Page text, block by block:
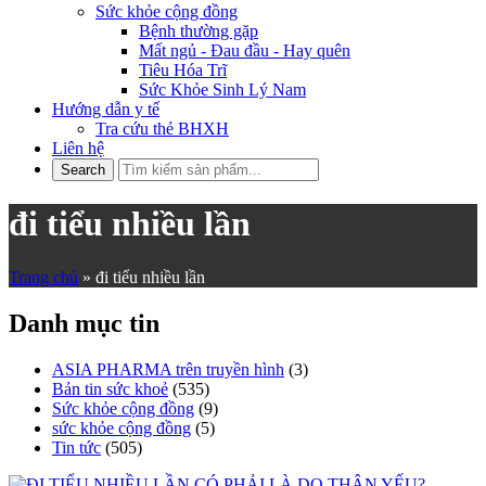
Sức khỏe cộng đồng
Bệnh thường gặp
Mất ngủ - Đau đầu - Hay quên
Tiêu Hóa Trĩ
Sức Khỏe Sinh Lý Nam
Hướng dẫn y tế
Tra cứu thẻ BHXH
Liên hệ
đi tiểu nhiều lần
Trang chủ » đi tiểu nhiều lần
Danh mục tin
ASIA PHARMA trên truyền hình (3)
Bản tin sức khoẻ (535)
Sức khỏe cộng đồng (9)
sức khỏe cộng đồng (5)
Tin tức (505)